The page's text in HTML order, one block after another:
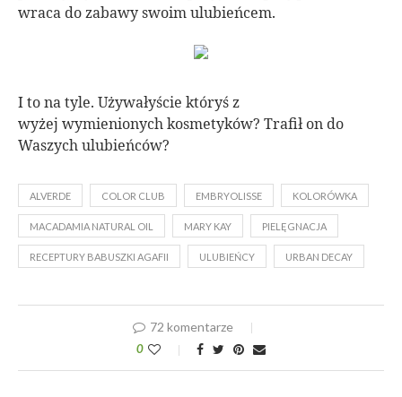
wraca do zabawy swoim ulubieńcem.
I to na tyle. Używałyście któryś z
wyżej wymienionych kosmetyków? Trafił on do
Waszych ulubieńców?
ALVERDE COLOR CLUB EMBRYOLISSE KOLORÓWKA
MACADAMIA NATURAL OIL MARY KAY PIELĘGNACJA
RECEPTURY BABUSZKI AGAFII ULUBIEŃCY URBAN DECAY
72 komentarze
0